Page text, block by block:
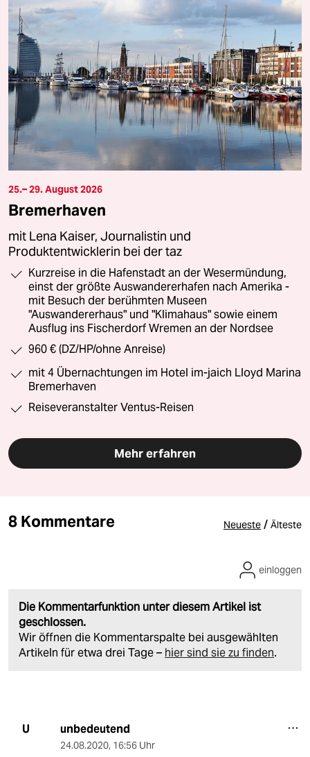
25.– 29. August 2026
Bremerhaven
mit Lena Kaiser, Journalistin und
Produktentwicklerin bei der taz
Kurzreise in die Hafenstadt an der Wesermündung,
einst der größte Auswandererhafen nach Amerika -
mit Besuch der berühmten Museen
"Auswandererhaus" und "Klimahaus" sowie einem
Ausflug ins Fischerdorf Wremen an der Nordsee
960 € (DZ/HP/ohne Anreise)
mit 4 Übernachtungen im Hotel im-jaich Lloyd Marina
Bremerhaven
Reiseveranstalter Ventus-Reisen
Mehr erfahren
8 Kommentare Neueste / Älteste
Die Kommentarfunktion unter diesem Artikel ist
geschlossen.
Wir öffnen die Kommentarspalte bei ausgewählten
Artikeln für etwa drei Tage – hier sind sie zu finden.
einloggen
U unbedeutend
24.08.2020, 16:56 Uhr